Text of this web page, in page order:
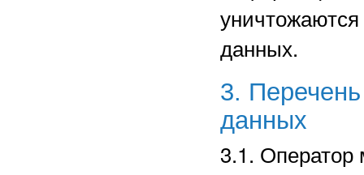
данных.
3.
данных
3.1. Оператор